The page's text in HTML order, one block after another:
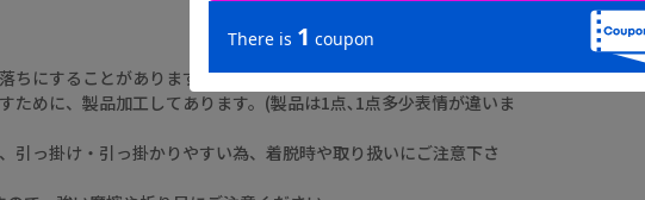
ちにすることがありますのでご注意ください。
ために、製品加工してあります。(製品は1点､1点多少表情が違いま
引っ掛け・引っ掛かりやすい為、着脱時や取り扱いにご注意下さ